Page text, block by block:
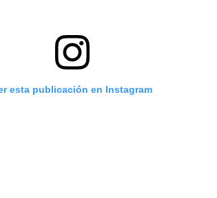
esta publicación en Instagram